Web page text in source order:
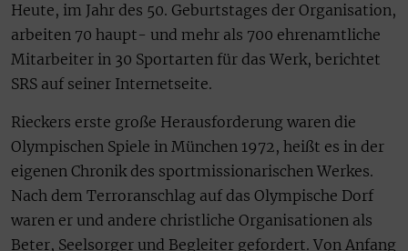
Heute, im Jahr des 50. Geburtstages der Organisation,
arbeiten 70 haupt- und mehr als 700 ehrenamtliche
Mitarbeiter in 30 Sportarten für das Werk, berichtet
SRS auf seiner Internetseite.
Rieckers erste große Herausforderung waren die
Olympischen Spiele in München 1972, heißt es in der
eigenen Chronik des sportmissionarischen Werkes.
Nach dem Terroranschlag auf das Olympische Dorf
waren er und andere christliche Organisationen als
Beter, Seelsorger und Begleiter gefordert. Von Anfang